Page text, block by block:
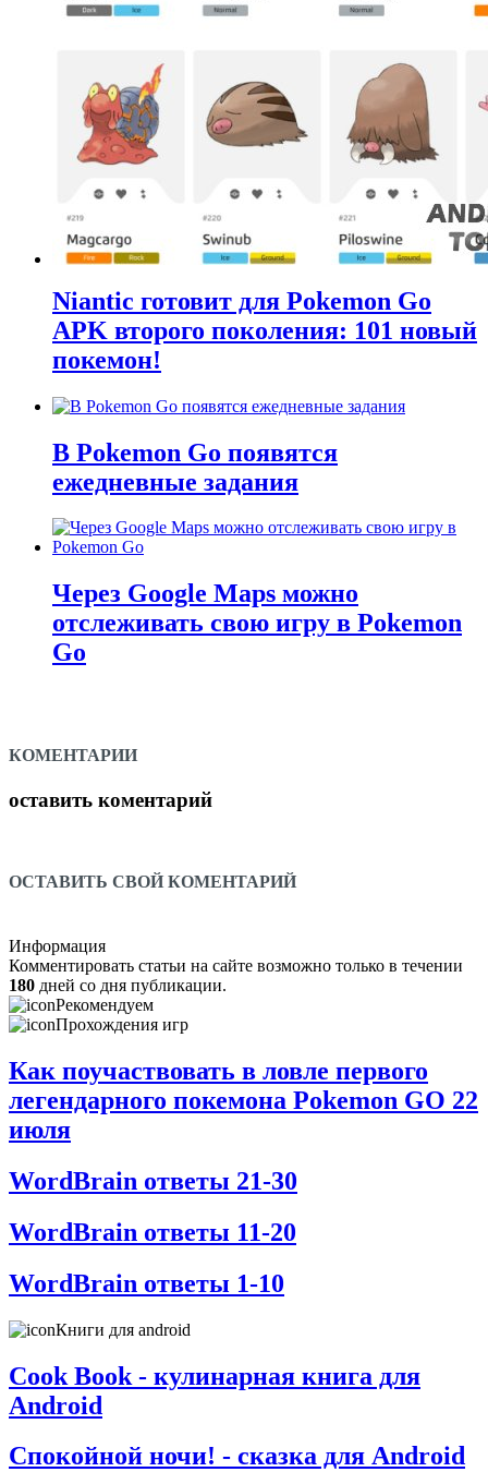
Niantic готовит для Pokemon Go
APK второго поколения: 101 новый
покемон!
В Pokemon Go появятся
ежедневные задания
Через Google Maps можно
отслеживать свою игру в Pokemon
Go
КОМЕНТАРИИ
оставить коментарий
ОСТАВИТЬ СВОЙ КОМЕНТАРИЙ
Информация
Комментировать статьи на сайте возможно только в течении
180 дней со дня публикации.
Рекомендуем
Прохождения игр
Как поучаствовать в ловле первого
легендарного покемона Pokemon GO 22
июля
WordBrain ответы 21-30
WordBrain ответы 11-20
WordBrain ответы 1-10
Книги для android
Cook Book - кулинарная книга для
Android
Спокойной ночи! - сказка для Android